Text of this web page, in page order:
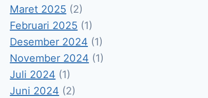
Maret 2025 (2)
Februari 2025 (1)
Desember 2024 (1)
November 2024 (1)
Juli 2024 (1)
Juni 2024 (2)